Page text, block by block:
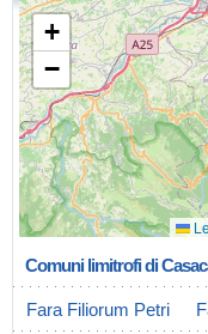
+
−
Comuni limitrofi di
Fara Filiorum Petri